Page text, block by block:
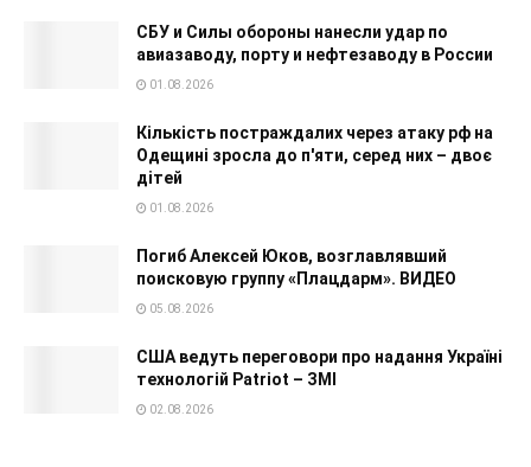
СБУ и Силы обороны нанесли удар по
авиазаводу, порту и нефтезаводу в России
01.08.2026
Кількість постраждалих через атаку рф на
Одещині зросла до п'яти, серед них – двоє
дітей
01.08.2026
Погиб Алексей Юков, возглавлявший
поисковую группу «Плацдарм». ВИДЕО
05.08.2026
США ведуть переговори про надання Україні
технологій Patriot – ЗМІ
02.08.2026